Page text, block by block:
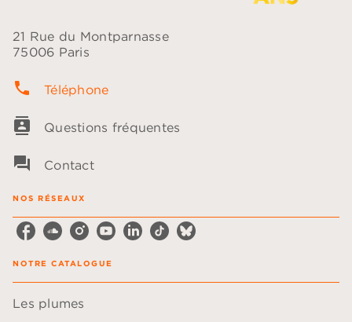
21 Rue du Montparnasse
75006 Paris
phone Téléphone
contacts Questions fréquentes
question_answer Contact
NOS RÉSEAUX
NOTRE CATALOGUE
Les plumes